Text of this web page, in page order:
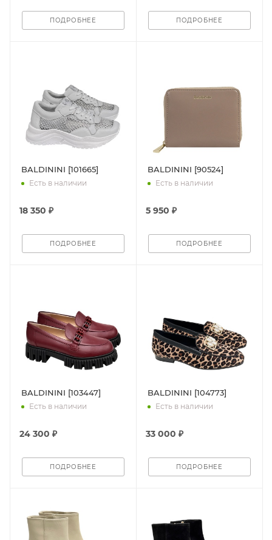
ПОДРОБНЕЕ ПОДРОБНЕЕ
BALDININI [101665]
Есть в наличии
18 350 ₽
ПОДРОБНЕЕ
BALDININI [90524]
Есть в наличии
5 950 ₽
ПОДРОБНЕЕ
BALDININI [103447]
Есть в наличии
24 300 ₽
ПОДРОБНЕЕ
BALDININI [104773]
Есть в наличии
33 000 ₽
ПОДРОБНЕЕ